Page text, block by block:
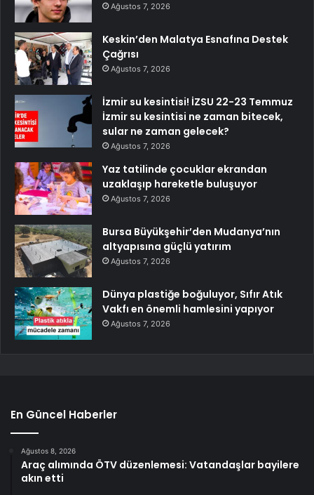
Ağustos 7, 2026
Keskin’den Malatya Esnafına Destek
Çağrısı
Ağustos 7, 2026
İzmir su kesintisi! İZSU 22-23 Temmuz
İzmir su kesintisi ne zaman bitecek,
sular ne zaman gelecek?
Ağustos 7, 2026
Yaz tatilinde çocuklar ekrandan
uzaklaşıp hareketle buluşuyor
Ağustos 7, 2026
Bursa Büyükşehir’den Mudanya’nın
altyapısına güçlü yatırım
Ağustos 7, 2026
Dünya plastiğe boğuluyor, Sıfır Atık
Vakfı en önemli hamlesini yapıyor
Ağustos 7, 2026
En Güncel Haberler
Ağustos 8, 2026
Araç alımında ÖTV düzenlemesi: Vatandaşlar bayilere
akın etti